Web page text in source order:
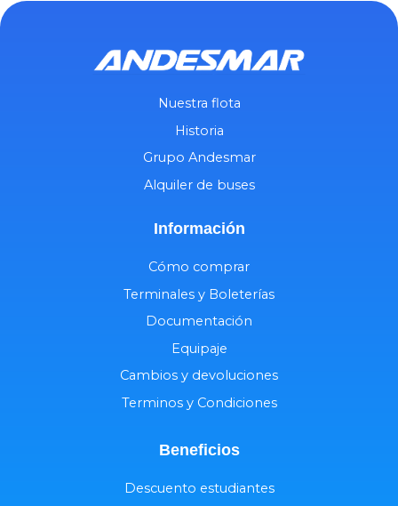
Nuestra flota
Historia
Grupo Andesmar
Alquiler de buses
Información
Cómo comprar
Terminales y Boleterías
Documentación
Equipaje
Cambios y devoluciones
Terminos y Condiciones
Beneficios
Descuento estudiantes